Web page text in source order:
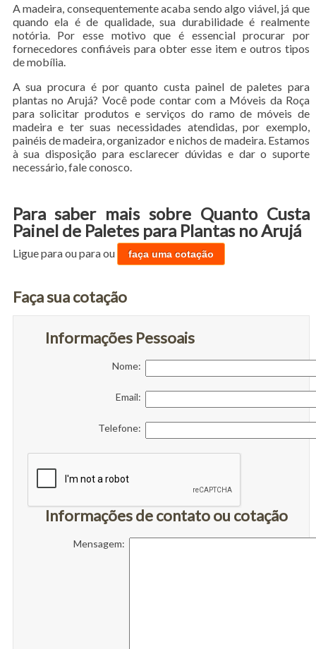
A madeira, consequentemente acaba sendo algo viável, já que
quando ela é de qualidade, sua durabilidade é realmente
notória. Por esse motivo que é essencial procurar por
fornecedores confiáveis para obter esse item e outros tipos
de mobília.
A sua procura é por quanto custa painel de paletes para
plantas no Arujá? Você pode contar com a Móveis da Roça
para solicitar produtos e serviços do ramo de móveis de
madeira e ter suas necessidades atendidas, por exemplo,
painéis de madeira, organizador e nichos de madeira. Estamos
à sua disposição para esclarecer dúvidas e dar o suporte
necessário, fale conosco.
Para saber mais sobre Quanto Custa
Painel de Paletes para Plantas no Arujá
Ligue paraou paraou faça uma cotação
Faça sua cotação
Informações Pessoais
Nome:
Email:
Telefone:
Informações de contato ou cotação
Mensagem: